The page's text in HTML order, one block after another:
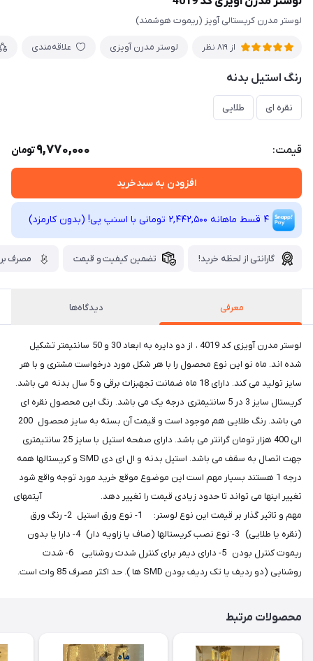
لوستر مدرن کریستالی آویز (ریموت هوشمند)
از 819 نظر لوستر مدرن آویزی علاقه‌مندی
رنگ استیل بدنه
نقره ای طلایی
قیمت: 9,770,000تومان
افزودن به سبدخرید
4 قسط ماهانه 2,442,500 تومانی با اسنپ ‌پی! (بدون کارمزد)
گارانتی از لحظه خرید! تضمین کیفیت و قیمت مصرف
معرفی دیدگاه‌ها
لوستر مدرن آویزی کد 4019 ، از دو دایره به ابعاد 30 و 50 سانتیمتر تشکیل
شده اند. ماه نو این نوع محصول را با هر شکل مورد درخواست مشتری و با هر
سایز تولید می کند. دارای 18 ماه ضمانت تجهبزات برقی و 5 سال بدنه می باشد.
کریستال سایز 3 در 5 سانتیمتری درجه یک می باشد. رنگ این محصول نقره ای
می باشد. رنگ طلایی هم موجود است و قیمت آن بسته به سایز محصول 200
الی 400 هزار تومان گرانتر می باشد. دارای صفحه استیل با سایز 25 سانتیمتری
جهت اتصال به سقف می باشد. استیل بدنه و ال ای دی SMD و کریستالها همه
درجه 1 هستند بسیار مهم است این موضوع موقع خرید مورد توجه واقع شود
تغییر اینها می تواند تا حدود زیادی قیمت را تغییر دهد. آیتمهای
مهم و تاثیر گذار بر قیمت این نوع لوستر: 1- نوع ورق استیل 2- رنگ ورق
(نقره یا طلایی) 3- نوع نصب کریستالها (صاف یا زاویه دار) 4- دارا یا بدون
ریموت کنترل بودن 5- دارای دیمر برای کنترل شدت روشنایی 6- شدت
روشنایی (دو ردیف یا تک ردیف بودن SMD ها ). حد اکثر مصرف 85 وات است.
محصولات مرتبط